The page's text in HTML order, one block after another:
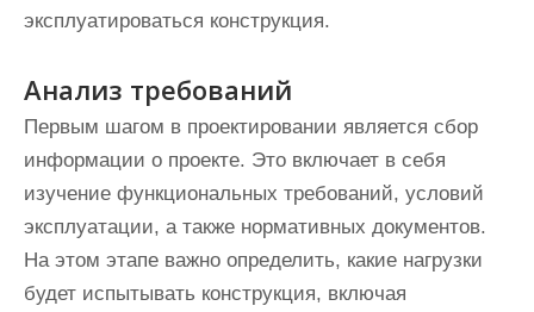
эксплуатироваться конструкция.
Анализ требований
Первым шагом в проектировании является сбор
информации о проекте. Это включает в себя
изучение функциональных требований, условий
эксплуатации, а также нормативных документов.
На этом этапе важно определить, какие нагрузки
будет испытывать конструкция, включая